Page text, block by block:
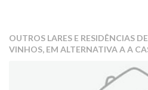
OUTROS LARES E RESIDÊNCIAS
VINHOS, EM ALTERNATIVA A A